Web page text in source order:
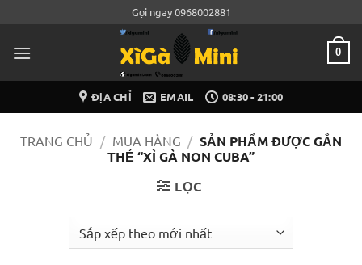
nội
Gọi ngay 0968002881
0
ĐỊA CHỈ EMAIL 08:30 - 21:00
TRANG CHỦ / MUA HÀNG / SẢN PHẨM ĐƯỢC GẮN
THẺ “XÌ GÀ NON CUBA”
LỌC